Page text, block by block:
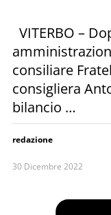
VITERBO –
consiliare
consigliera
bilancio …
redazione
30 Dicembre 2022